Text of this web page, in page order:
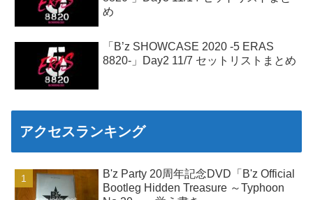
め
「B’z SHOWCASE 2020 -5 ERAS
8820-」Day2 11/7 セットリストまとめ
アクセスランキング
B'z Party 20周年記念DVD「B'z Official
Bootleg Hidden Treasure ～Typhoon